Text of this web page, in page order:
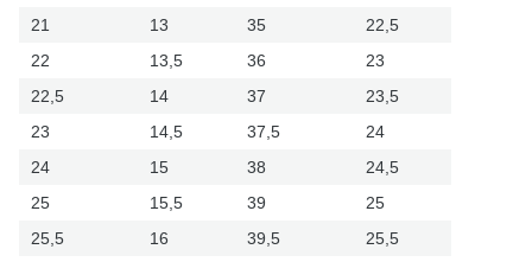
21
13 35
22,5
22
13,5 36
23
22,5
14 37
23,5
23
14,5 37,5
24
24
15 38
24,5
25
15,5 39
25
25,5
16 39,5
25,5